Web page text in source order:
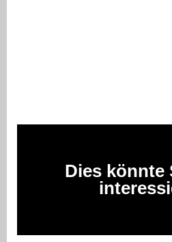
Dies könnte